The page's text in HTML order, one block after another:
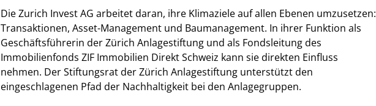
Die Zurich Invest AG arbeitet daran, ihre Klimaziele auf allen Ebenen umzusetzen:
Transaktionen, Asset-Management und Baumanagement. In ihrer Funktion als
Geschäftsführerin der Zürich Anlagestiftung und als Fondsleitung des
Immobilienfonds ZIF Immobilien Direkt Schweiz kann sie direkten Einfluss
nehmen. Der Stiftungsrat der Zürich Anlagestiftung unterstützt den
eingeschlagenen Pfad der Nachhaltigkeit bei den Anlagegruppen.